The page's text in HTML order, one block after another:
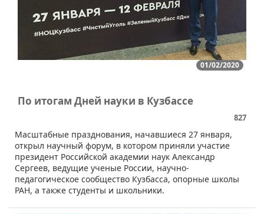
01/02/2020
По итогам Дней науки в Кузбассе
827
​Масштабные празднования, начавшиеся 27 января,
открыл научный форум, в котором приняли участие
президент Российской академии наук Александр
Сергеев, ведущие ученые России, научно-
педагогическое сообщество Кузбасса, опорные школы
РАН, а также студенты и школьники.